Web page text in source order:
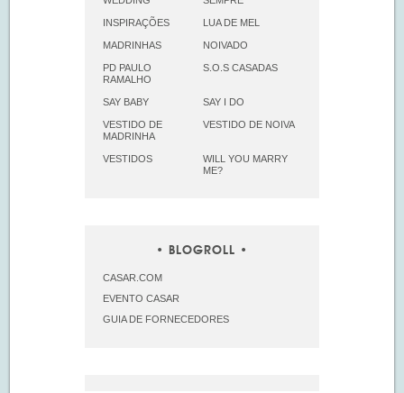
INSPIRAÇÕES LUA DE MEL
MADRINHAS NOIVADO
PD PAULO
RAMALHO
S.O.S CASADAS
SAY BABY SAY I DO
VESTIDO DE
MADRINHA
VESTIDO DE NOIVA
VESTIDOS
WILL YOU MARRY
ME?
BLOGROLL
CASAR.COM
EVENTO CASAR
GUIA DE FORNECEDORES